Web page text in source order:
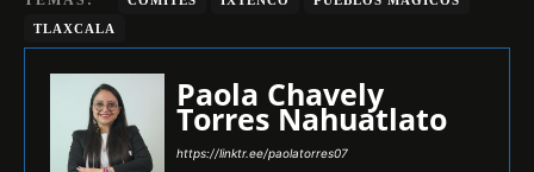
TLAXCALA
Paola Chavely
Torres Nahuatlato
https://linktr.ee/paolatorres07